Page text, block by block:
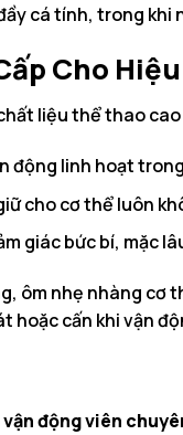
cá tính, trong khi
Cho
liệu thể thao
động linh hoạt
cho cơ thể luôn
giác bức bí, mặc
ôm nhẹ nhàng cơ
hoặc cấn khi vận
vận động viên